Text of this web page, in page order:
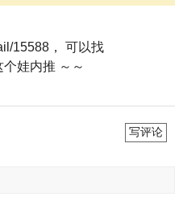
15588， 可以找
娃内推 ～～
写评论